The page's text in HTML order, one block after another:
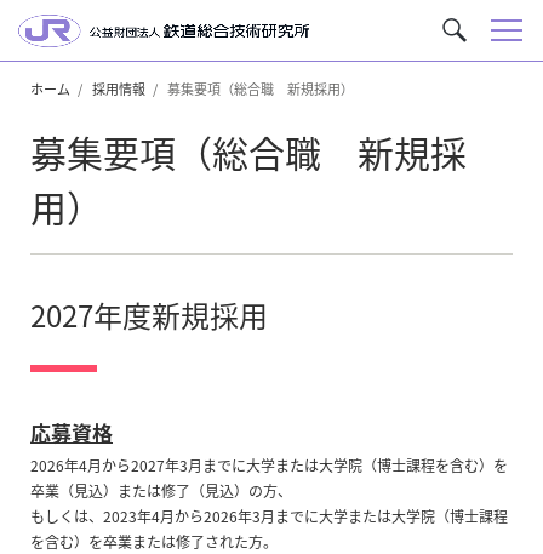
サ
イ
を
メ
ホーム 採用情報 募集要項（総合職 新規採用）
募集要項（総合職 新規採
用）
2027年度新規採用
応募資格
2026年4月から2027年3月までに大学または大学院（博士課程を含む）を
卒業（見込）または修了（見込）の方、
もしくは、2023年4月から2026年3月までに大学または大学院（博士課程
を含む）を卒業または修了された方。